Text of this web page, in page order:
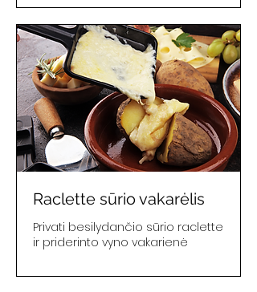
Raclette sūrio vakarėlis
Privati besilydančio sūrio raclette
ir priderinto vyno vakarienė